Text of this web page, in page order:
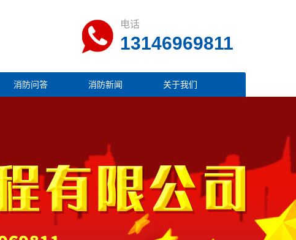
电话
13146969811
消防问答 消防新闻 关于我们